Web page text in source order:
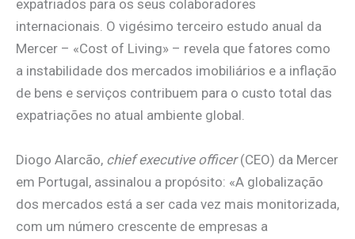
expatriados para os seus colaboradores
internacionais. O vigésimo terceiro estudo anual da
Mercer – «Cost of Living» – revela que fatores como
a instabilidade dos mercados imobiliários e a inflação
de bens e serviços contribuem para o custo total das
expatriações no atual ambiente global.
Diogo Alarcão, chief executive officer(CEO) da Mercer
em Portugal, assinalou a propósito: «A globalização
dos mercados está a ser cada vez mais monitorizada,
com um número crescente de empresas a